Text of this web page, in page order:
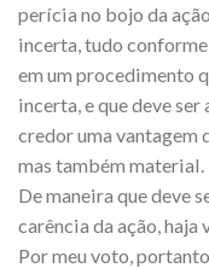
perícia no bojo da
incerta, tudo
em um procedimento
incerta, e que deve
credor uma vantagem
mas também material.
De maneira que deve
carência da ação, haja
Por meu voto,